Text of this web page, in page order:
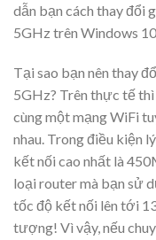
dẫn bạn cách thay đổi
5GHz trên Windows 10.
Tại sao bạn nên thay
5GHz? Trên thực tế
cùng một mạng WiFi
nhau. Trong điều kiện
kết nối cao nhất là
loại router mà bạn sử
tốc độ kết nối lên tới
tượng! Vì vậy, nếu